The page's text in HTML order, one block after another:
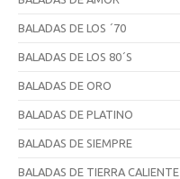
BALADAS DE LOS ´70
BALADAS DE LOS 80´S
BALADAS DE ORO
BALADAS DE PLATINO
BALADAS DE SIEMPRE
BALADAS DE TIERRA CALIENTE